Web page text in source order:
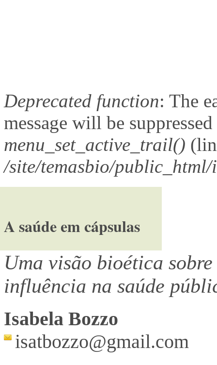
Deprecated function: The
message will be
menu_set_active_trail()
/site/temasbio/
A saúde em cápsulas
Uma visão bioética
influência na saúde
Isabela Bozzo
isatbozzo@gmail.com